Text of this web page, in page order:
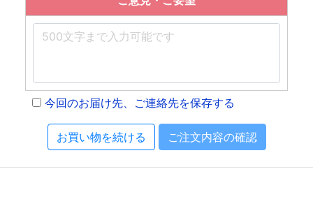
今回のお届け先、ご連絡先を保存する
お買い物を続ける